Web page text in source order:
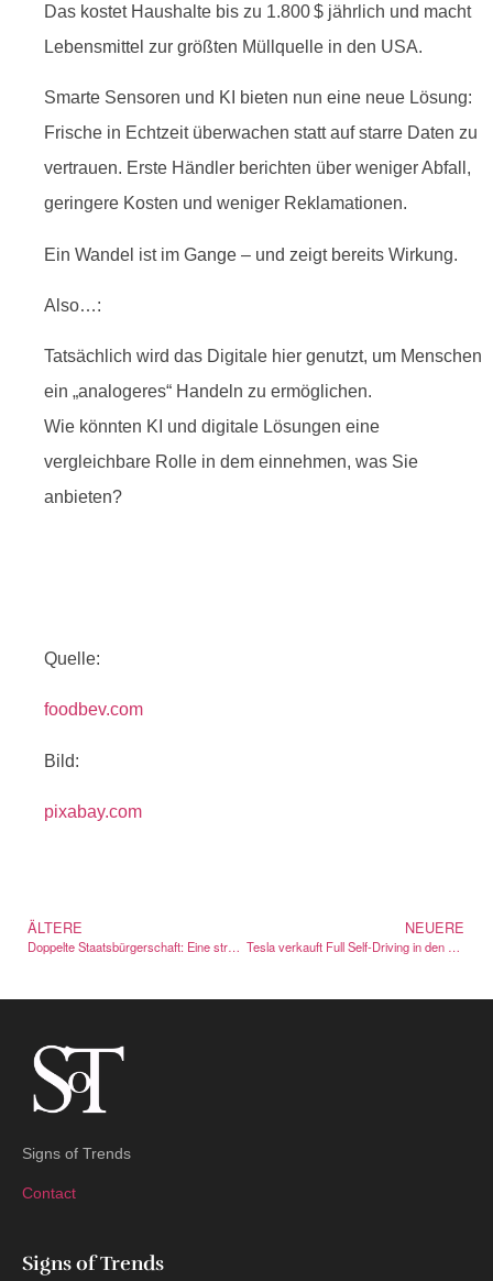
Das kostet Haushalte bis zu 1.800 $ jährlich und macht
Lebensmittel zur größten Müllquelle in den USA.
Smarte Sensoren und KI bieten nun eine neue Lösung:
Frische in Echtzeit überwachen statt auf starre Daten zu
vertrauen. Erste Händler berichten über weniger Abfall,
geringere Kosten und weniger Reklamationen.
Ein Wandel ist im Gange – und zeigt bereits Wirkung.
Also…:
Tatsächlich wird das Digitale hier genutzt, um Menschen
ein „analogeres“ Handeln zu ermöglichen.
Wie könnten KI und digitale Lösungen eine
vergleichbare Rolle in dem einnehmen, was Sie
anbieten?
Quelle:
foodbev.com
Bild:
pixabay.com
ÄLTERE
Doppelte Staatsbürgerschaft: Eine strategische Entscheidung in unsicheren Zeiten
NEUERE
Tesla verkauft Full Self-Driving in den USA ab Februar nur noch im Abo
Signs of Trends
Contact
Signs of Trends